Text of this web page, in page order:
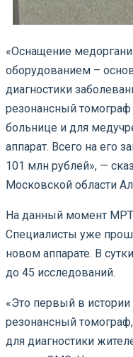
«Оснащение
оборудованием –
диагностики
резонансный
больнице и для
аппарат. Всего на его
101 млн рублей», —
Московской области
На данный момент
Специалисты уже
новом аппарате. В
до 45 исследований.
«Это первый в
резонансный
для диагностики